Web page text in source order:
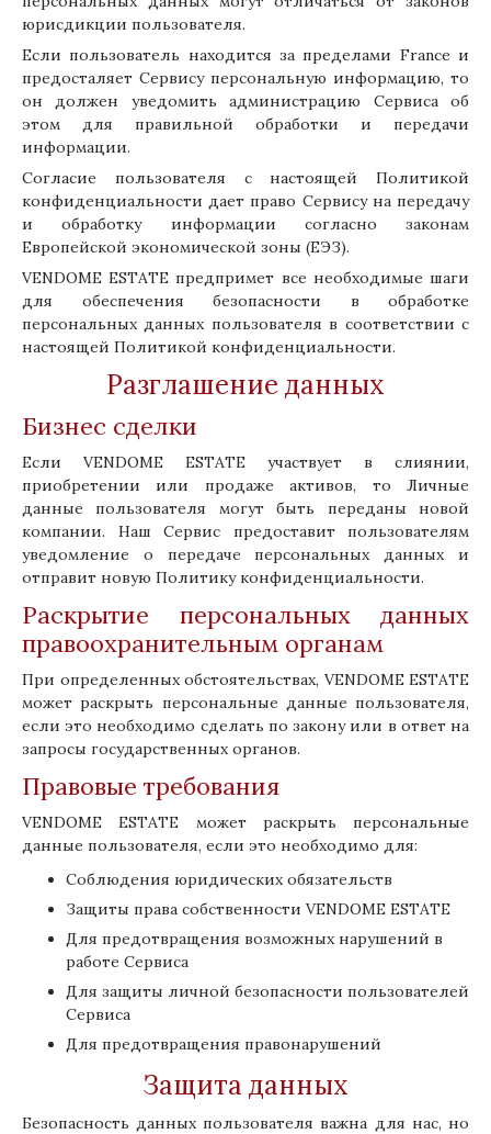
юрисдикции пользователя.
Если пользователь находится за пределами France и
предосталяет Сервису персональную информацию, то
он должен уведомить администрацию Сервиса об
этом для правильной обработки и передачи
информации.
Согласие пользователя с настоящей Политикой
конфиденциальности дает право Сервису на передачу
и обработку информации согласно законам
Европейской экономической зоны (ЕЭЗ).
VENDOME ESTATE предпримет все необходимые шаги
для обеспечения безопасности в обработке
персональных данных пользователя в соответствии с
настоящей Политикой конфиденциальности.
Разглашение данных
Бизнес сделки
Если VENDOME ESTATE участвует в слиянии,
приобретении или продаже активов, то Личные
данные пользователя могут быть переданы новой
компании. Наш Сервис предоставит пользователям
уведомление о передаче персональных данных и
отправит новую Политику конфиденциальности.
Раскрытие персональных данных
правоохранительным органам
При определенных обстоятельствах, VENDOME ESTATE
может раскрыть персональные данные пользователя,
если это необходимо сделать по закону или в ответ на
запросы государственных органов.
Правовые требования
VENDOME ESTATE может раскрыть персональные
данные пользователя, если это необходимо для:
Соблюдения юридических обязательств
Защиты права собственности VENDOME ESTATE
Для предотвращения возможных нарушений в
работе Сервиса
Для защиты личной безопасности пользователей
Сервиса
Для предотвращения правонарушений
Защита данных
Безопасность данных пользователя важна для нас, но